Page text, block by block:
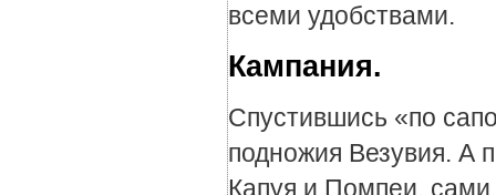
всеми удобствами.
Кампания.
Спустившись «по
подножия Везувия. А
Капуя и Помпеи,